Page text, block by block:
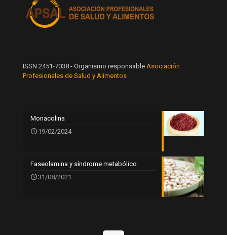
ISSN 2451-7038 - Organismo responsable Asociación
Profesionales de Salud y Alimentos
Monacolina
19/02/2024
Faseolamina y síndrome metabólico
31/08/2021